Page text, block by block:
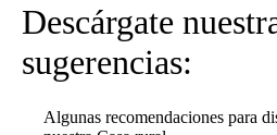
Descárgate
sugerencias:
Algunas recomendaciones para